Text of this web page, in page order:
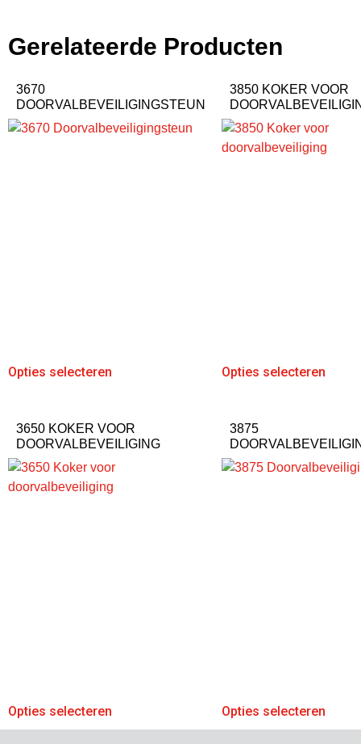
Gerelateerde Producten
3670
DOORVALBEVEILIGINGSTEUN
Opties selecteren
3850 KOKER VOOR
Opties selecteren
3650 KOKER VOOR
DOORVALBEVEILIGING
Opties selecteren
3875
Opties selecteren